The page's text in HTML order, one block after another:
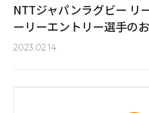
NTTジャパンラグビー
ーリーエントリー選手の
2023.02.14